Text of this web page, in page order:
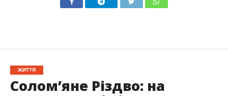
ЖИТТЯ
Солом’яне Різдво: на